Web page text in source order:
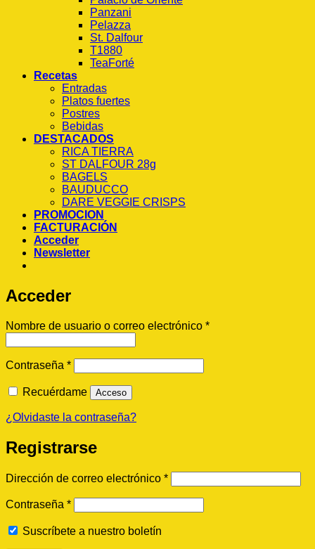
Panzani
Pelazza
St. Dalfour
T1880
TeaForté
Recetas
Entradas
Platos fuertes
Postres
Bebidas
DESTACADOS
RICA TIERRA
ST DALFOUR 28g
BAGELS
BAUDUCCO
DARE VEGGIE CRISPS
PROMOCION
FACTURACIÓN
Acceder
Newsletter
Acceder
Nombre de usuario o correo electrónico *Obligatorio
Contraseña *Obligatorio
Recuérdame Acceso
¿Olvidaste la contraseña?
Registrarse
Dirección de correo electrónico *Obligatorio
Contraseña *Obligatorio
Suscríbete a nuestro boletín